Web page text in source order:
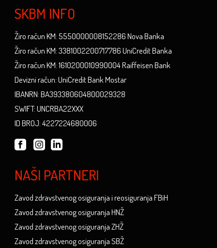
SKBM INFO
Žiro račun KM: 5550000008152286 Nova Banka
Žiro račun KM: 3381002200717786 UniCredit Banka
Žiro račun KM: 1610200010990004 Raiffeisen Bank
Devizni račun: UniCredit Bank Mostar
IBANRN: BA393380604800029328
SWIFT: UNCRBA22XXX
ID BROJ: 4227224680006
NAŠI PARTNERI
Zavod zdravstvenog osiguranja i reosiguranja FBiH
Zavod zdravstvenog osiguranja HNŽ
Zavod zdravstvenog osiguranja ZHŽ
Zavod zdravstvenog osiguranja SBŽ